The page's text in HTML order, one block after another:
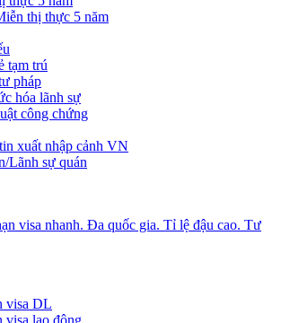
thị thực 5 năm
tạm trú
pháp
hóa lãnh sự
công chứng
xuất nhập cảnh VN
Lãnh sự quán
visa nhanh. Đa quốc gia. Tỉ lệ đậu cao. Tư
visa DL
visa lao động